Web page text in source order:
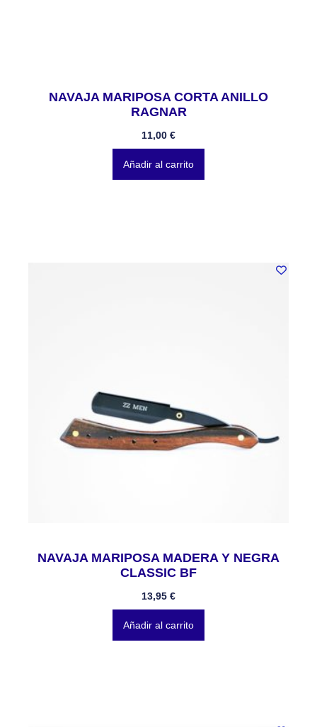
NAVAJA MARIPOSA CORTA ANILLO
RAGNAR
11,00 €
Añadir al carrito
NAVAJA MARIPOSA MADERA Y NEGRA
CLASSIC BF
13,95 €
Añadir al carrito